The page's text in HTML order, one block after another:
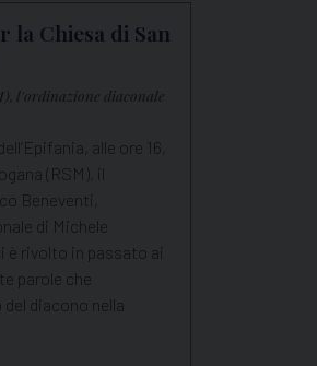
la Chiesa di San
l'ordinazione diaconale
alle ore 16,
(RSM), il
Beneventi,
di Michele
è rivolto in passato ai
parole che
diacono nella